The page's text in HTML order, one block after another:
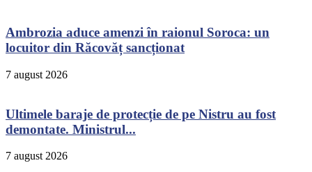
Ambrozia aduce amenzi în raionul Soroca: un
locuitor din Răcovăț sancționat
7 august 2026
Ultimele baraje de protecție de pe Nistru au fost
demontate. Ministrul...
7 august 2026